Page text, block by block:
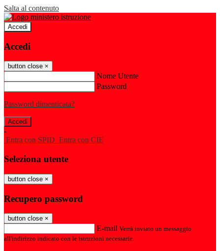
Salta al contenuto
Accedi
Accedi
button close ×
Nome Utente
Password
Password dimenticata?
-
Entra con SPID Entra con CIE
Seleziona utente
button close ×
Recupero password
button close ×
E-mail Verrà inviato un messaggio
all'indirizzo indicato con le istruzioni necessarie.